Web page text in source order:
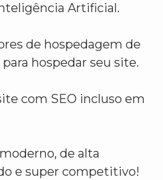
Artificial.
de hospedagem de
hospedar seu site.
com SEO incluso em
de alta
e super competitivo!